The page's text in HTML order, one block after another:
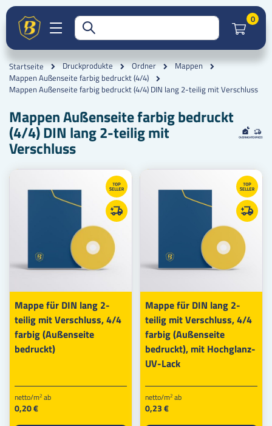
0
Startseite Druckprodukte Ordner
Mappen
Mappen Außenseite farbig bedruckt (4/4)
Mappen Außenseite farbig bedruckt (4/4) DIN lang 2-teilig mit Verschluss
Mappen Außenseite farbig bedruckt
(4/4) DIN lang 2-teilig mit
Verschluss
Mappe für DIN lang 2-
teilig mit Verschluss, 4/4
farbig (Außenseite
bedruckt)
netto/m2 ab
0,20 €
Mappe für DIN lang 2-
teilig mit Verschluss, 4/4
farbig (Außenseite
bedruckt), mit Hochglanz-
UV-Lack
netto/m2 ab
0,23 €